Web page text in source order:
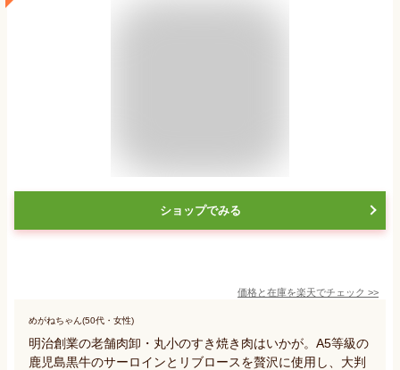
ショップでみる
価格と在庫を楽天でチェック >>
めがねちゃん(50代・女性)
明治創業の老舗肉卸・丸小のすき焼き肉はいかが。A5等級の
鹿児島黒牛のサーロインとリブロースを贅沢に使用し、大判